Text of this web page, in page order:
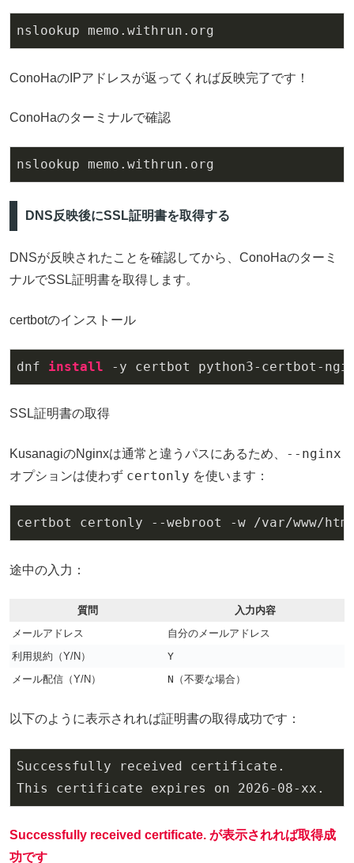
nslookup memo .withrun .org
ConoHaのIPアドレスが返ってくれば反映完了です！
ConoHaのターミナルで確認
nslookup memo .withrun .org
DNS反映後にSSL証明書を取得する
DNSが反映されたことを確認してから、ConoHaのターミ
ナルでSSL証明書を取得します。
certbotのインストール
dnf install
SSL証明書の取得
KusanagiのNginxは通常と違うパスにあるため、 --nginx
オプションは使わず certonly を使います：
certbot certonly --webroot -w /var/www/html/
途中の入力：
質問
入力内容
メールアドレス
自分のメールアドレス
利用規約（Y/N）
Y
メール配信（Y/N）
N （不要な場合）
以下のように表示されれば証明書の取得成功です：
Successfully received certificate.
This certificate expires on 2026-08
Successfully received certificate. が表示されれば取得成
功です